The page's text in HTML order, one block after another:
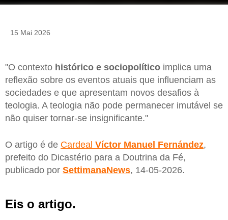
15 Mai 2026
"O contexto histórico e sociopolítico implica uma
reflexão sobre os eventos atuais que influenciam as
sociedades e que apresentam novos desafios à
teologia. A teologia não pode permanecer imutável se
não quiser tornar-se insignificante."
O artigo é de Cardeal Víctor Manuel Fernández,
prefeito do Dicastério para a Doutrina da Fé,
publicado por SettimanaNews, 14-05-2026.
Eis o artigo.